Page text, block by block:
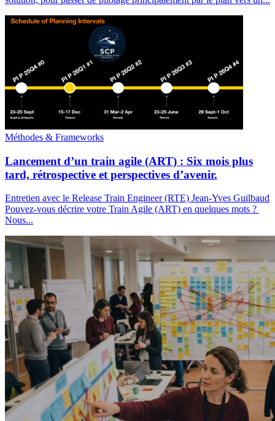
Méthodes & Frameworks
Lancement d’un train agile (ART) : Six mois plus
tard, rétrospective et perspectives d’avenir.
Entretien avec le Release Train Engineer (RTE) Jean-Yves Guilbaud
Pouvez-vous décrire votre Train Agile (ART) en quelques mots ?
Nous...